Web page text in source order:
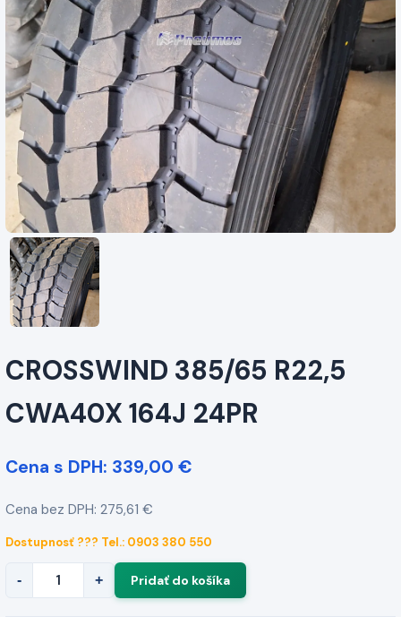
CROSSWIND 385/65 R22,5
CWA40X 164J 24PR
Cena s DPH: 339,00 €
Cena bez DPH: 275,61 €
Dostupnosť ??? Tel.: 0903 380 550
- +